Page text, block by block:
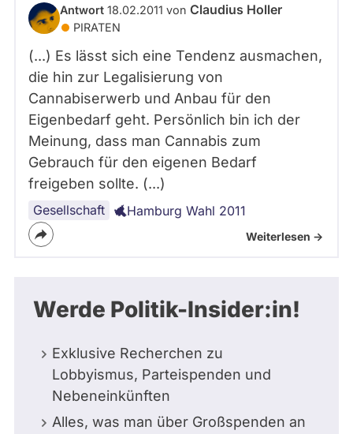
Antwort 18.02.2011 von Claudius Holler
PIRATEN
(...) Es lässt sich eine Tendenz ausmachen,
die hin zur Legalisierung von
Cannabiserwerb und Anbau für den
Eigenbedarf geht. Persönlich bin ich der
Meinung, dass man Cannabis zum
Gebrauch für den eigenen Bedarf
freigeben sollte. (...)
Gesellschaft Hamburg Wahl 2011
Weiterlesen ->
Werde Politik-Insider:in!
Exklusive Recherchen zu
Lobbyismus, Parteispenden und
Nebeneinkünften
Alles, was man über Großspenden an